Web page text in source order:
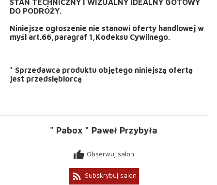
STAN TECHNICZNY I WIZUALNY IDEALNY GOTOWY
DO PODRÓŻY.
Niniejsze ogłoszenie nie stanowi oferty handlowej w
myśl art.66,paragraf 1,Kodeksu Cywilnego.
* Sprzedawca produktu objętego niniejszą ofertą
jest przedsiębiorcą
" Pabox " Paweł Przybyła
thumb_up Obserwuj salon
rss_feed Subskrybuj salon